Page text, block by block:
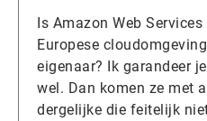
Is Amazon Web Services
Europese
eigenaar? Ik garandeer
wel. Dan komen ze met
dergelijke die feitelijk